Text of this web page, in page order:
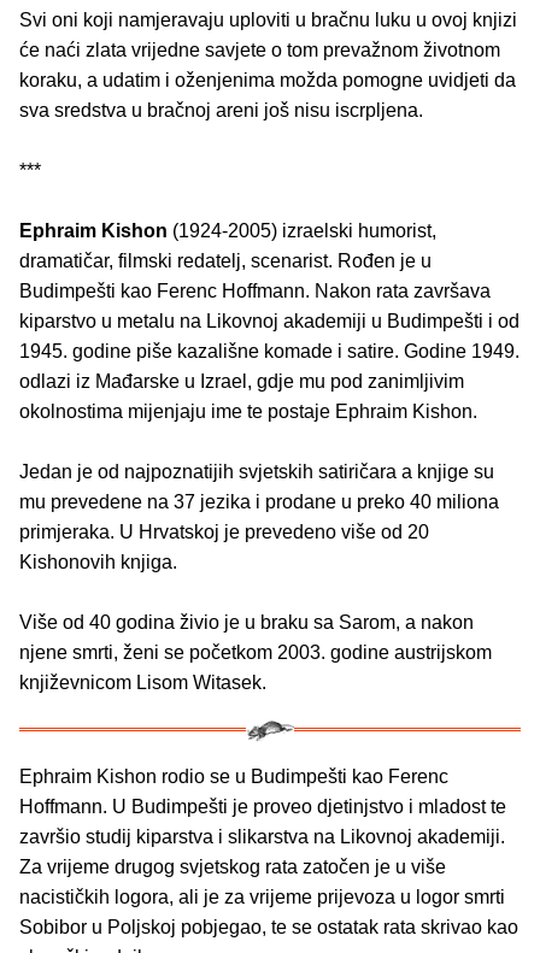
Svi oni koji namjeravaju uploviti u bračnu luku u ovoj knjizi
će naći zlata vrijedne savjete o tom prevažnom životnom
koraku, a udatim i oženjenima možda pomogne uvidjeti da
sva sredstva u bračnoj areni još nisu iscrpljena.
***
Ephraim Kishon (1924-2005) izraelski humorist,
dramatičar, filmski redatelj, scenarist. Rođen je u
Budimpešti kao Ferenc Hoffmann. Nakon rata završava
kiparstvo u metalu na Likovnoj akademiji u Budimpešti i od
1945. godine piše kazališne komade i satire. Godine 1949.
odlazi iz Mađarske u Izrael, gdje mu pod zanimljivim
okolnostima mijenjaju ime te postaje Ephraim Kishon.
Jedan je od najpoznatijih svjetskih satiričara a knjige su
mu prevedene na 37 jezika i prodane u preko 40 miliona
primjeraka. U Hrvatskoj je prevedeno više od 20
Kishonovih knjiga.
Više od 40 godina živio je u braku sa Sarom, a nakon
njene smrti, ženi se početkom 2003. godine austrijskom
književnicom Lisom Witasek.
Ephraim Kishon rodio se u Budimpešti kao Ferenc
Hoffmann. U Budimpešti je proveo djetinjstvo i mladost te
završio studij kiparstva i slikarstva na Likovnoj akademiji.
Za vrijeme drugog svjetskog rata zatočen je u više
nacističkih logora, ali je za vrijeme prijevoza u logor smrti
Sobibor u Poljskoj pobjegao, te se ostatak rata skrivao kao